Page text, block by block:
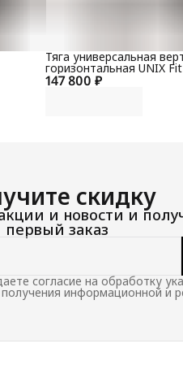
147 800 ₽
Тяга универсальная
горизонтальная UNIX Fit
скидку
и новости и
первый заказ
согласие на обработку
информационной и